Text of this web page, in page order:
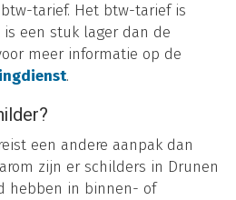
tarief. Het btw-tarief is
een stuk lager dan de
meer informatie op de
.
een andere aanpak dan
zijn er schilders in Drunen
hebben in binnen- of